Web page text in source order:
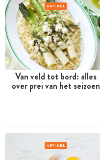
ARTIKEL
Van veld tot bord: alles
over prei van het seizoen
ARTIKEL